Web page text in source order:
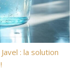
: la solution